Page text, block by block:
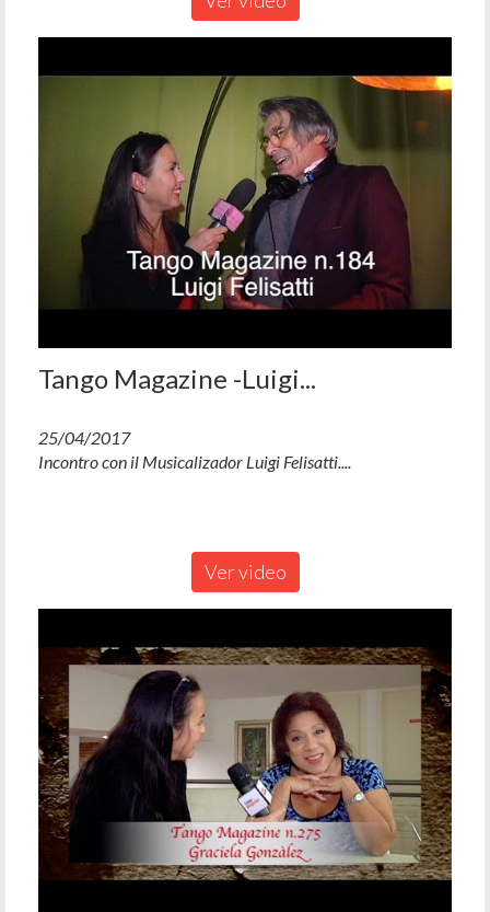
Tango Magazine -Luigi...
25/04/2017
Incontro con il Musicalizador Luigi Felisatti....
Ver video